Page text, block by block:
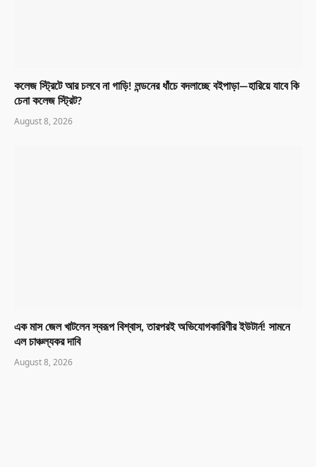
কলেজ স্ট্রিটে আর চলবে না গাড়ি! লন্ডনের ধাঁচে বদলাচ্ছে বইপাড়া—হারিয়ে যাবে কি
চেনা কলেজ স্ট্রিট?
August 8, 2026
এক মাস জেল খাটলেন স্বরূপ বিশ্বাস, তারপরই অভিযোগকারিণীর ইউটার্ন! সামনে
এল চাঞ্চল্যকর দাবি
August 8, 2026